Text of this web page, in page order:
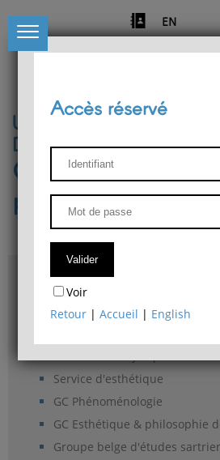
EN
Université de Liège
Département de
Centre de
Accès & plans
Bibliothèque du Département
Service d'esthétique
GC Phénoménologie
GC Esthétique & philosophie
Groupe belge d'études
Accès réservé
Voir
Retour |Accueil | English